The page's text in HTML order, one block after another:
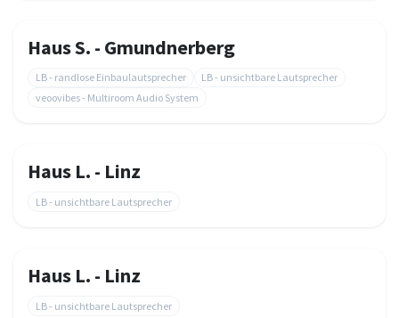
Haus S. - Gmundnerberg
LB - randlose Einbaulautsprecher
LB - unsichtbare Lautsprecher
veoovibes - Multiroom Audio System
Haus L. - Linz
LB - unsichtbare Lautsprecher
Haus L. - Linz
LB - unsichtbare Lautsprecher